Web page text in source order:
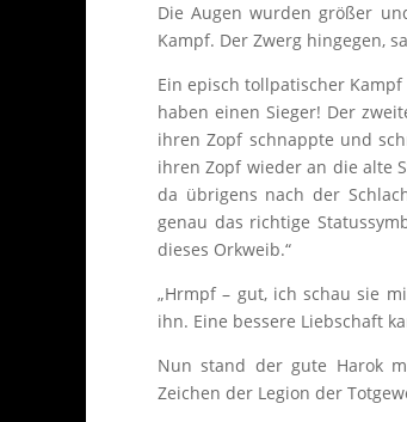
Die Augen wurden größer
Kampf. Der Zwerg hingegen,
Ein episch tollpatischer
haben einen Sieger! Der
ihren Zopf schnappte und
ihren Zopf wieder an die alte
da übrigens nach der
genau das richtige
dieses Orkweib.“
„Hrmpf – gut, ich schau sie
ihn. Eine bessere Liebschaft
Nun stand der gute Harok
Zeichen der Legion der